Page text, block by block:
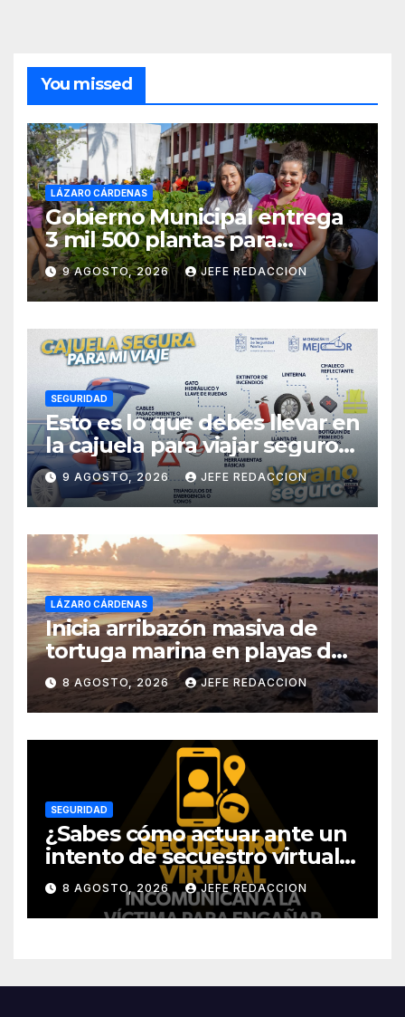
You missed
LÁZARO CÁRDENAS
Gobierno Municipal entrega
3 mil 500 plantas para
sumarse a la Jornada
Nacional de Reforestación
9 AGOSTO, 2026 JEFE REDACCION
SEGURIDAD
Esto es lo que debes llevar en
la cajuela para viajar seguro
por carretera
9 AGOSTO, 2026 JEFE REDACCION
LÁZARO CÁRDENAS
Inicia arribazón masiva de
tortuga marina en playas de
Michoacán
8 AGOSTO, 2026 JEFE REDACCION
SEGURIDAD
¿Sabes cómo actuar ante un
intento de secuestro virtual?
La SSP te guía para evitarlo
8 AGOSTO, 2026 JEFE REDACCION